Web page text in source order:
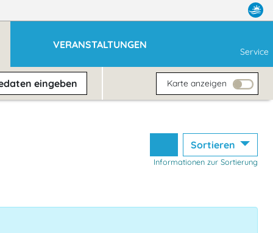
VERANSTALTUNGEN
Service
eingeben Karte anzeigen
Sortieren
Informationen zur Sortierung